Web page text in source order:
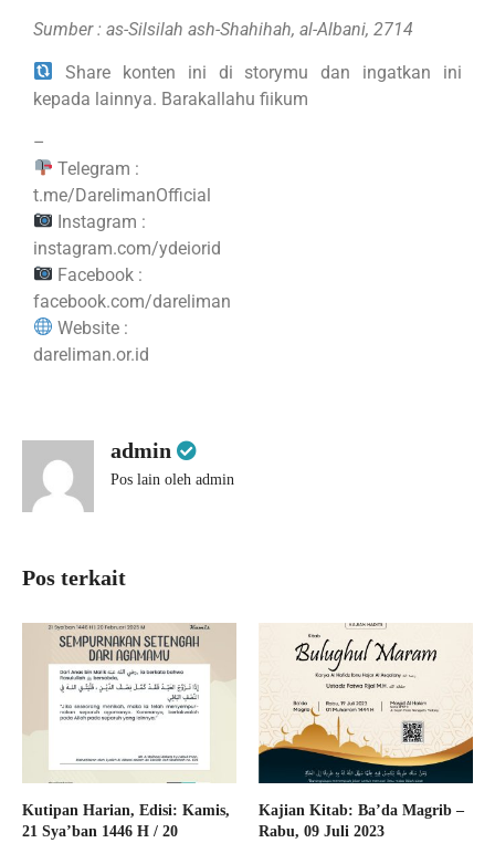
Sumber : as-Silsilah ash-Shahihah, al-Albani, 2714
Share konten ini di storymu dan ingatkan ini
kepada lainnya. Barakallahu fiikum
–
Telegram :
t.me/DarelimanOfficial
Instagram :
instagram.com/ydeiorid
Facebook :
facebook.com/dareliman
Website :
dareliman.or.id
admin
Pos lain oleh admin
Pos terkait
Kutipan Harian, Edisi: Kamis,
21 Sya’ban 1446 H / 20
Kajian Kitab: Ba’da Magrib –
Rabu, 09 Juli 2023